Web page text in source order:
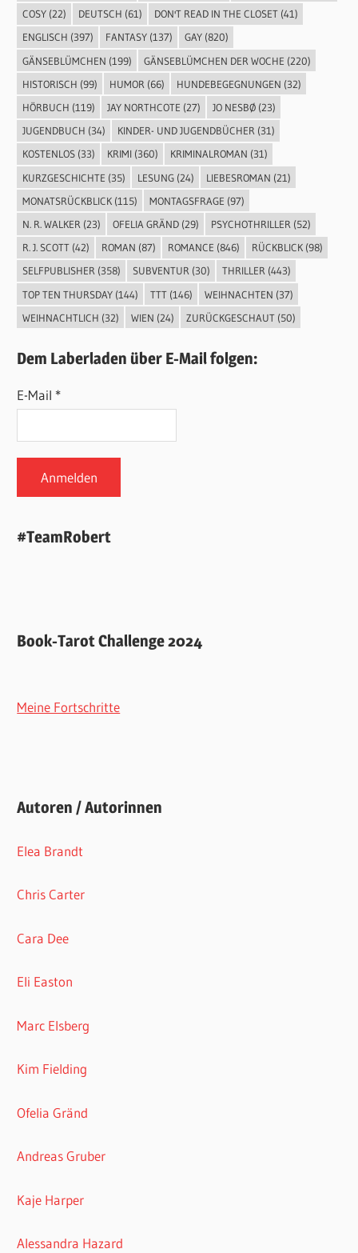
COSY(22) DEUTSCH (61) DON'T READ IN THE CLOSET(41)
ENGLISCH (397) FANTASY(137) GAY(820)
GÄNSEBLÜMCHEN (199) GÄNSEBLÜMCHEN DER WOCHE (220)
HISTORISCH (99) HUMOR (66) HUNDEBEGEGNUNGEN (32)
HÖRBUCH (119) JAY NORTHCOTE (27) JO NESBØ(23)
JUGENDBUCH (34) KINDER- UND JUGENDBÜCHER (31)
KOSTENLOS(33) KRIMI(360) KRIMINALROMAN (31)
KURZGESCHICHTE (35) LESUNG(24) LIEBESROMAN (21)
MONATSRÜCKBLICK(115) MONTAGSFRAGE (97)
N. R. WALKER (23) OFELIA GRÄND(29) PSYCHOTHRILLER (52)
R. J. SCOTT(42) ROMAN (87) ROMANCE (846) RÜCKBLICK(98)
SELFPUBLISHER(358) SUBVENTUR(30) THRILLER(443)
TOP TEN THURSDAY(144) TTT(146) WEIHNACHTEN (37)
WEIHNACHTLICH (32) WIEN (24) ZURÜCKGESCHAUT(50)
Dem Laberladen über E-Mail folgen:
E-Mail *
#TeamRobert
Book-Tarot Challenge 2024
Meine Fortschritte
Autoren / Autorinnen
Elea Brandt
Chris Carter
Cara Dee
Eli Easton
Marc Elsberg
Kim Fielding
Ofelia Gränd
Andreas Gruber
Kaje Harper
Alessandra Hazard